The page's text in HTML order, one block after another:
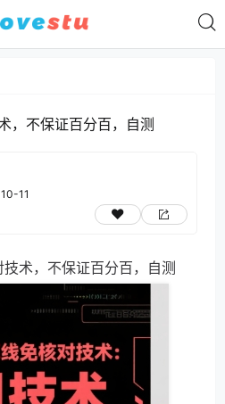
，不保证百分百，自测
11
术，不保证百分百，自测